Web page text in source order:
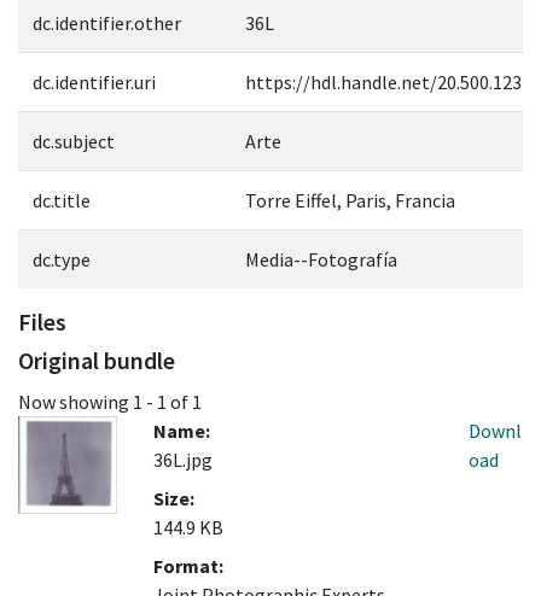
dc.identifier.other 36L
dc.identifier.uri https://hdl.handle.net/
dc.subject Arte
dc.title Torre Eiffel, Paris, Francia
dc.type Media--Fotografía
Files
Original bundle
Now showing 1 - 1 of 1
Name:
36L.jpg
Size:
144.9 KB
Format:
Downl
oad